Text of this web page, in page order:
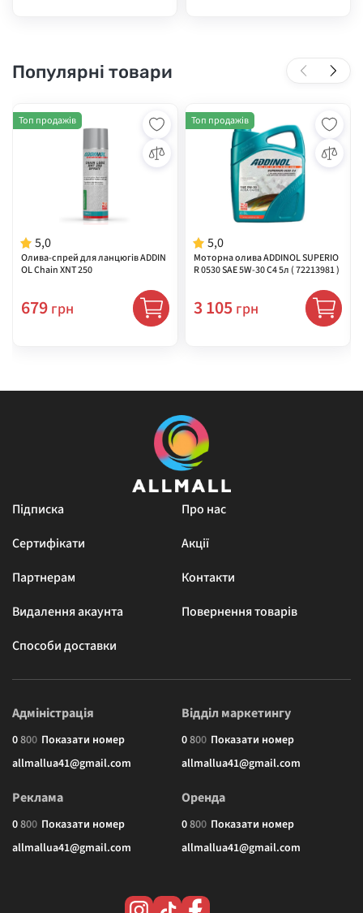
Популярні товари
5,0
Олива-спрей для ланцюгів ADDIN
OL Chain XNT 250
Топ продажів
679 грн
5,0
Моторна олива ADDINOL SUPERIO
R 0530 SAE 5W-30 C4 5л ( 72213981 )
Топ продажів
3 105 грн
Підписка
Про нас
Сертифікати
Акції
Партнерам
Контакти
Видалення акаунта
Повернення товарів
Способи доставки
Адміністрація
0800 Показати номер
allmallua41@gmail.com
Відділ маркетингу
0800 Показати номер
allmallua41@gmail.com
Реклама
0800 Показати номер
allmallua41@gmail.com
Оренда
0800 Показати номер
allmallua41@gmail.com